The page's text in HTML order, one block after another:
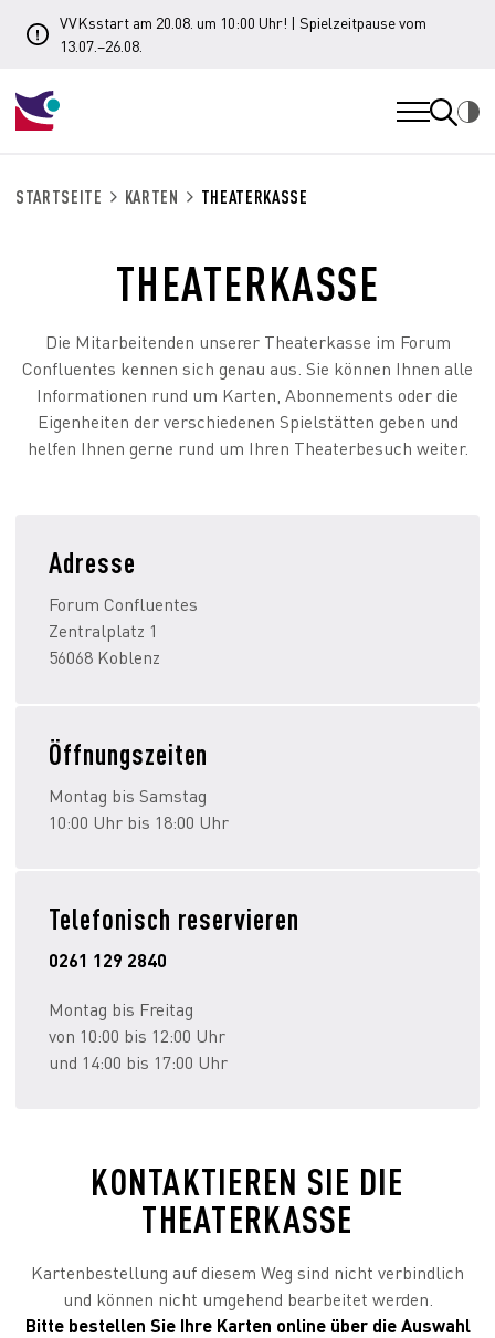
VVKsstart am 20.08. um 10:00 Uhr! | Spielzeitpause vom
13.07.–26.08.
STARTSEITE KARTEN THEATERKASSE
THEATERKASSE
Die Mitarbeitenden unserer Theaterkasse im Forum
Confluentes kennen sich genau aus. Sie können Ihnen alle
Informationen rund um Karten, Abonnements oder die
Eigenheiten der verschiedenen Spielstätten geben und
helfen Ihnen gerne rund um Ihren Theaterbesuch weiter.
Adresse
Forum Confluentes
Zentralplatz 1
56068 Koblenz
Öffnungszeiten
Montag bis Samstag
10:00 Uhr bis 18:00 Uhr
Telefonisch reservieren
0261 129 2840
Montag bis Freitag
von 10:00 bis 12:00 Uhr
und 14:00 bis 17:00 Uhr
KONTAKTIEREN SIE DIE
THEATERKASSE
Kartenbestellung auf diesem Weg sind nicht verbindlich
und können nicht umgehend bearbeitet werden.
Bitte bestellen Sie Ihre Karten online über die Auswahl